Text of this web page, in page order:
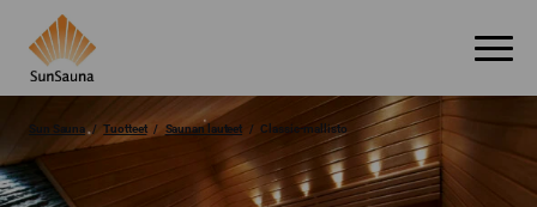
Sun Sauna Tuotteet Saunan lauteet Classic-mallisto